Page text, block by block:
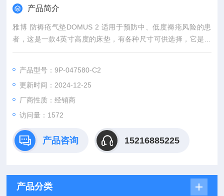
产品简介
雅博 防褥疮气垫DOMUS 2 适用于预防中、低度褥疮风险的患
者，这是一款4英寸高度的床垫，有各种尺寸可供选择，它是家
庭护理的理想过渡床垫。
压，搭配经过严格选材的床罩，除了能有效预防褥疮，更为病患
提供舒适的环境
产品型号：9P-047580-C2
更新时间：2024-12-25
厂商性质：经销商
访问量：1572
产品咨询 15216885225
产品分类